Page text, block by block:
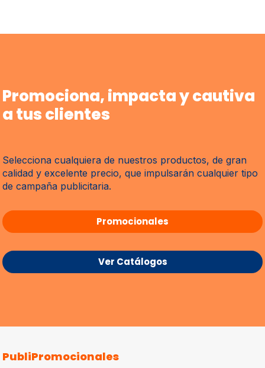
Promociona, impacta y cautiva
a tus clientes
Selecciona cualquiera de nuestros productos, de gran
calidad y excelente precio, que impulsarán cualquier tipo
de campaña publicitaria.
Promocionales
Ver Catálogos
PubliPromocionales